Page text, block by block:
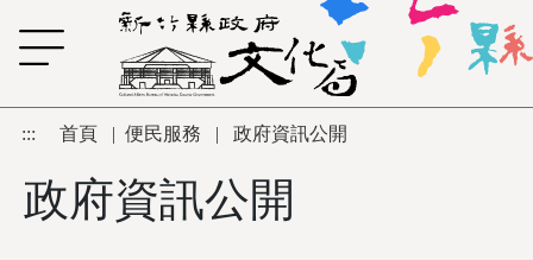
跳到主要內容區塊
::: 首頁 | 便民服務 | 政府資訊公開
政府資訊公開